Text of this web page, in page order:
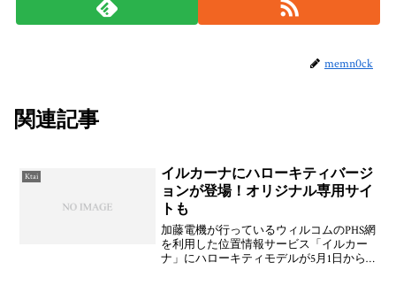
memn0ck
関連記事
Ktai
イルカーナにハローキティバージ
ョンが登場！オリジナル専用サイ
トも
加藤電機が行っているウィルコムのPHS網
を利用した位置情報サービス「イルカー
ナ」にハローキティモデルが5月1日から